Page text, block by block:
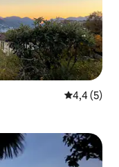
Évaluation
4,4 (5)